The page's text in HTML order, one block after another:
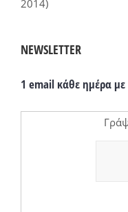
2014)
NEWSLETTER
1 email κάθε ημέρα με